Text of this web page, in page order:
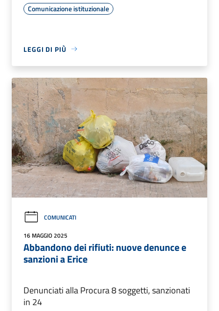
Comunicazione istituzionale
LEGGI DI PIÙ
COMUNICATI
16 MAGGIO 2025
Abbandono dei rifiuti: nuove denunce e
sanzioni a Erice
Denunciati alla Procura 8 soggetti, sanzionati
in 24